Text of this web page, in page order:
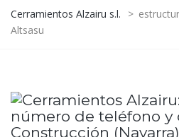
Cerramientos Alzairu s.l. >
Altsasu